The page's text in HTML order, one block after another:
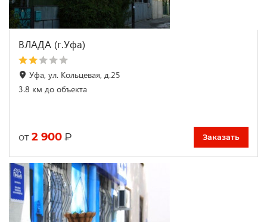
ВЛАДА (г.Уфа)
Уфа, ул. Кольцевая, д.25
3.8 км до объекта
от 2 900 ₽ Заказать